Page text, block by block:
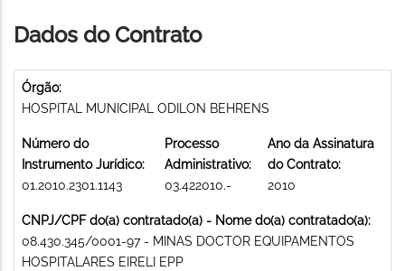
Dados do Contrato
Órgão:
HOSPITAL MUNICIPAL ODILON BEHRENS
Número do
Instrumento Jurídico:
01.2010.2301.1143
Processo
Administrativo:
03.422010.-
Ano da Assinatura
do Contrato:
2010
CNPJ/CPF do(a) contratado(a) - Nome do(a) contratado(a):
08.430.345/0001-97 - MINAS DOCTOR EQUIPAMENTOS
HOSPITALARES EIRELI EPP